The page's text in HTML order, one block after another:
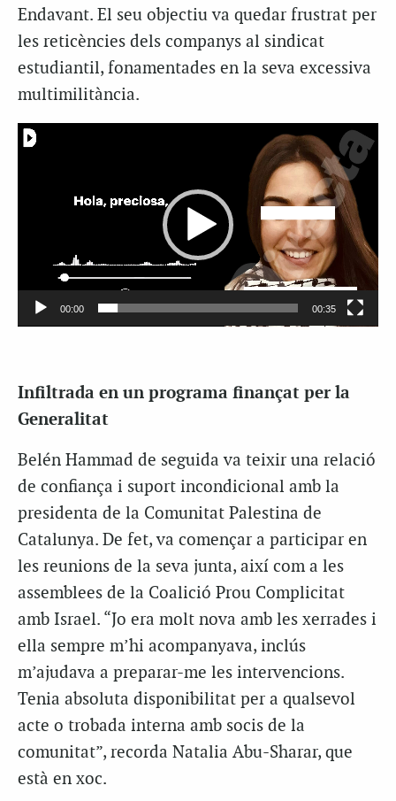
Endavant. El seu objectiu va quedar frustrat per
les reticències dels companys al sindicat
estudiantil, fonamentades en la seva excessiva
multimilitància.
Reproductor
00:00 00:35
Infiltrada en un programa finançat per la
Generalitat
Belén Hammad de seguida va teixir una relació
de confiança i suport incondicional amb la
presidenta de la Comunitat Palestina de
Catalunya. De fet, va començar a participar en
les reunions de la seva junta, així com a les
assemblees de la Coalició Prou Complicitat
amb Israel. “Jo era molt nova amb les xerrades i
ella sempre m’hi acompanyava, inclús
m’ajudava a preparar-me les intervencions.
Tenia absoluta disponibilitat per a qualsevol
acte o trobada interna amb socis de la
comunitat”, recorda Natalia Abu-Sharar, que
està en xoc.